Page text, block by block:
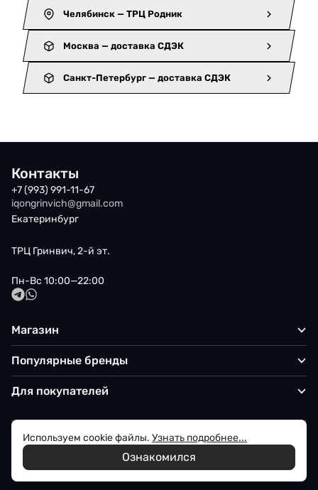
Челябинск — ТРЦ Родник
Москва — доставка СДЭК
Санкт-Петербург — доставка СДЭК
Контакты
+7 (993) 991-11-67
iqongrinvich@gmail.com
Екатеринбург
ТРЦ Гринвич, 2-й эт.
Пн-Вс 10:00—22:00
Магазин
Популярные бренды
Для покупателей
© 2026 Iqon - Магазин вашего стиля
Политика обработки персональных данных
Используем cookie файлы. Узнать подробнее...
Ознакомился